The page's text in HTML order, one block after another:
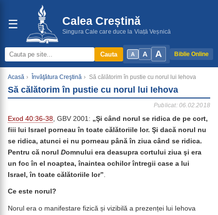
☰ Calea Creștină
Singura Cale care duce la Viață Veșnică
A A A Biblie Online
Cauta
Acasă › Învăţătura Creştină › Să călătorim în pustie cu norul lui Iehova
Să călătorim în pustie cu norul lui Iehova
Publicat: 06.02.2018
Exod 40:36-38, GBV 2001: „Şi când norul se ridica de pe cort,
fiii lui Israel porneau în toate călătoriile lor. Şi dacă norul nu
se ridica, atunci ei nu porneau până în ziua când se ridica.
Pentru că norul Domnului era deasupra cortului ziua şi era
un foc în el noaptea, înaintea ochilor întregii case a lui
Israel, în toate călătoriile lor”.
Ce este norul?
Norul era o manifestare fizică și vizibilă a prezenței lui Iehova